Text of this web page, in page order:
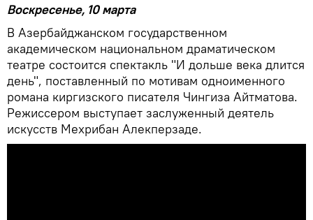
Воскресенье, 10 марта
В Азербайджанском государственном
академическом национальном драматическом
театре состоится спектакль "И дольше века длится
день", поставленный по мотивам одноименного
романа киргизского писателя Чингиза Айтматова.
Режиссером выступает заслуженный деятель
искусств Мехрибан Алекперзаде.